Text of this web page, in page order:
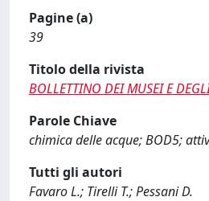
Pagine (a)
39
Titolo della rivista
BOLLETTINO DEI MUSEI E
Parole Chiave
chimica delle acque; BOD5;
Tutti gli autori
Favaro L.; Tirelli T.; Pessani D.